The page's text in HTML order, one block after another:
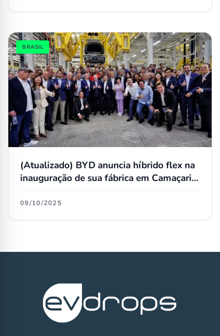
BRASIL
(Atualizado) BYD anuncia híbrido flex na
inauguração de sua fábrica em Camaçari,
09/10/2025